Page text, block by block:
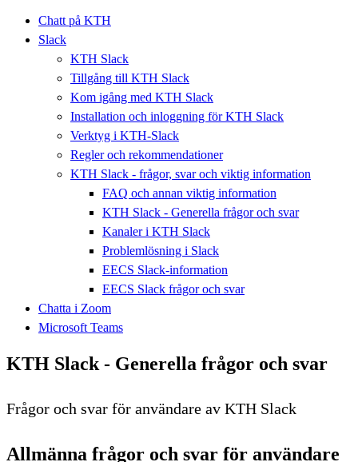
Chatt på KTH
Slack
KTH Slack
Tillgång till KTH Slack
Kom igång med KTH Slack
Installation och inloggning för KTH Slack
Verktyg i KTH-Slack
Regler och rekommendationer
KTH Slack - frågor, svar och viktig information
FAQ och annan viktig information
KTH Slack - Generella frågor och svar
Kanaler i KTH Slack
Problemlösning i Slack
EECS Slack-information
EECS Slack frågor och svar
Chatta i Zoom
Microsoft Teams
KTH Slack - Generella frågor och svar
Frågor och svar för användare av KTH Slack
Allmänna frågor och svar för användare